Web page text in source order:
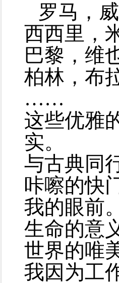
罗马，
西西里，
巴黎，维
柏林，布
……
这些优雅
实。
与古典同
咔嚓的快
我的眼前。
生命的意
世界的唯
我因为工